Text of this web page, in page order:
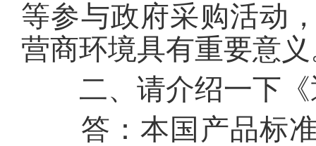
等参与政府采购活动
营商环境具有重要意
二、请介绍一下《
答：本国产品标准